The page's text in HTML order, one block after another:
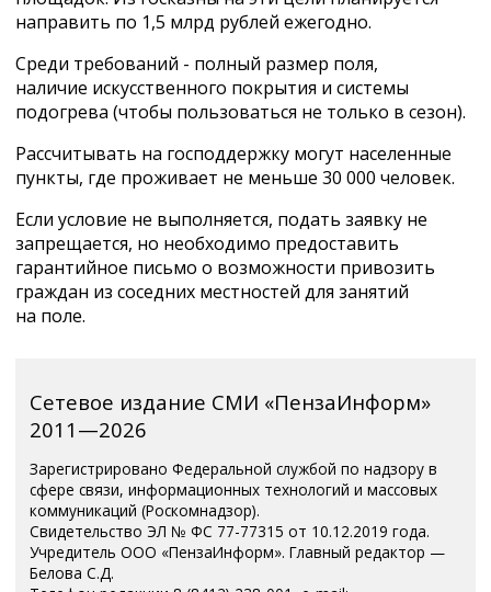
направить по 1,5 млрд рублей ежегодно.
Среди требований - полный размер поля,
наличие искусственного покрытия и системы
подогрева (чтобы пользоваться не только в сезон).
Рассчитывать на господдержку могут населенные
пункты, где проживает не меньше 30 000 человек.
Если условие не выполняется, подать заявку не
запрещается, но необходимо предоставить
гарантийное письмо о возможности привозить
граждан из соседних местностей для занятий
на поле.
Сетевое издание СМИ «ПензаИнформ»
2011—2026
Зарегистрировано Федеральной службой по надзору в
сфере связи, информационных технологий и массовых
коммуникаций (Роскомнадзор).
Свидетельство ЭЛ № ФС 77-77315 от 10.12.2019 года.
Учредитель ООО «ПензаИнформ». Главный редактор —
Белова С.Д.